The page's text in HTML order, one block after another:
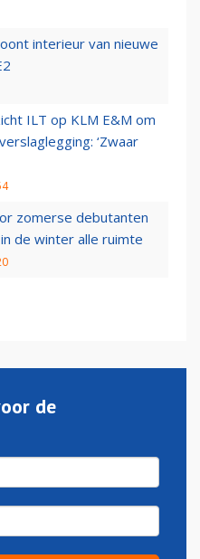
interieur van nieuwe
ILT op KLM E&M om
‘Zwaar
zomerse debutanten
de winter alle ruimte
de